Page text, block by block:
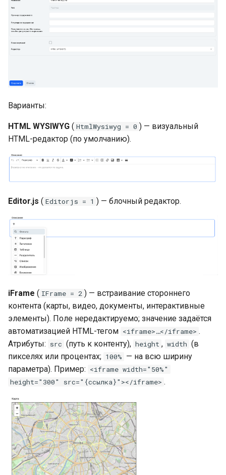
Варианты:
HTML WYSIWYG ( HtmlWysiwyg = 0 ) — визуальный
HTML-редактор (по умолчанию).
Editor.js ( Editorjs = 1 ) — блочный редактор.
iFrame ( IFrame = 2 ) — встраивание стороннего
контента (карты, видео, документы, интерактивные
элементы). Поле нередактируемо; значение задаётся
автоматизацией HTML-тегом <iframe>…</iframe> .
Атрибуты: src (путь к контенту), height , width (в
пикселях или процентах; 100% — на всю ширину
параметра). Пример: <iframe width="50%"
height="300" src="{ссылка}"></iframe> .